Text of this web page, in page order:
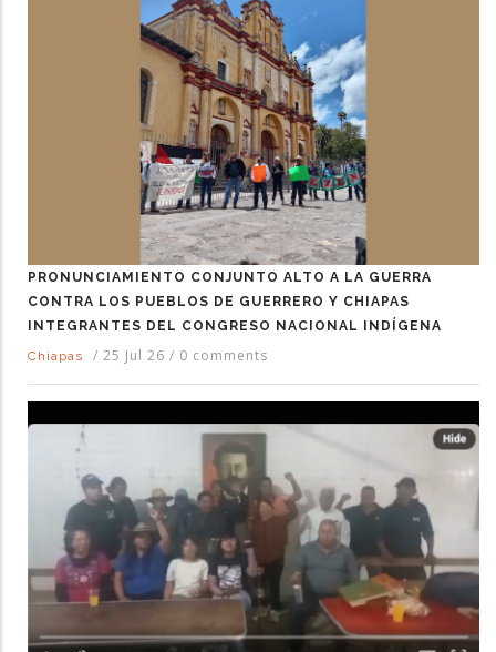
PRONUNCIAMIENTO CONJUNTO ALTO A LA GUERRA
CONTRA LOS PUEBLOS DE GUERRERO Y CHIAPAS
INTEGRANTES DEL CONGRESO NACIONAL INDÍGENA
Chiapas
/ 25 Jul 26 / 0 comments